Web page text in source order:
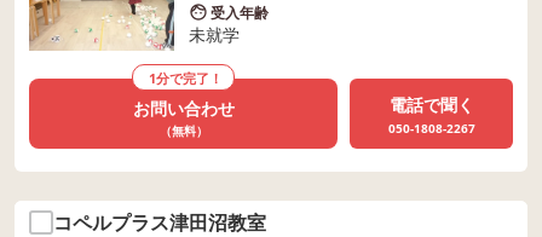
受入年齢
未就学
1分で完了！
お問い合わせ
（無料）
電話で聞く
050-1808-2267
コペルプラス津田沼教室